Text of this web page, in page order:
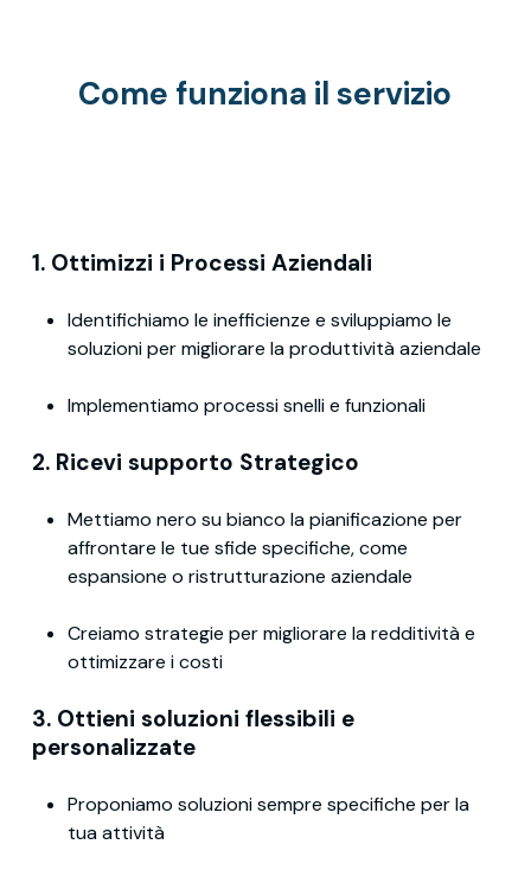
Come funziona il servizio
1. Ottimizzi i Processi Aziendali
Identifichiamo le inefficienze e sviluppiamo le
soluzioni per migliorare la produttività aziendale
Implementiamo processi snelli e funzionali
2. Ricevi supporto Strategico
Mettiamo nero su bianco la pianificazione per
affrontare le tue sfide specifiche, come
espansione o ristrutturazione aziendale
Creiamo strategie per migliorare la redditività e
ottimizzare i costi
3. Ottieni soluzioni flessibili e
personalizzate
Proponiamo soluzioni sempre specifiche per la
tua attività